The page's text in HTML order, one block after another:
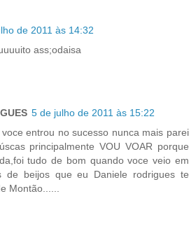
de 2011 às 14:32
ass;odaisa
5 de julho de 2011 às 15:22
entrou no sucesso nunca mais parei
principalmente VOU VOAR porque
tudo de bom quando voce veio em
de beijos que eu Daniele rodrigues te
Montão......